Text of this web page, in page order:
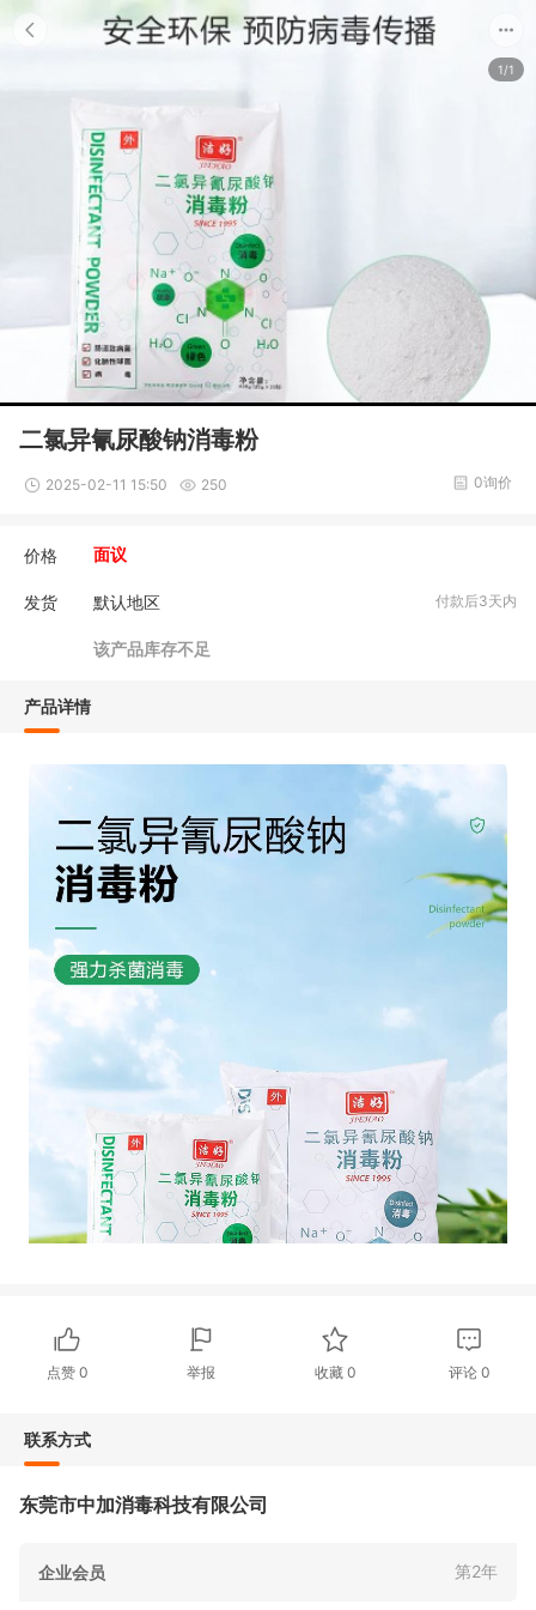
1/1
二氯异氰尿酸钠消毒粉
2025-02-11 15:50 250 0询价
价格 面议
发货 默认地区 付款后3天内
该产品库存不足
产品详情
点赞 0 举报 收藏 0 评论 0
联系方式
东莞市中加消毒科技有限公司
企业会员 第2年